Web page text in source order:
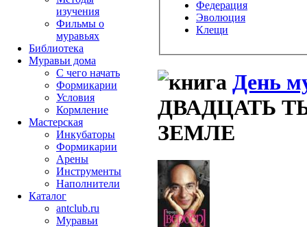
Федерация
Эволюция
Клещи
День
ДВАДЦАТЬ
ЗЕМЛЕ
изучения
Фильмы о
муравьях
Библиотека
Муравьи дома
С чего начать
Формикарии
Условия
Кормление
Мастерская
Инкубаторы
Формикарии
Арены
Инструменты
Наполнители
Каталог
antclub.ru
Муравьи